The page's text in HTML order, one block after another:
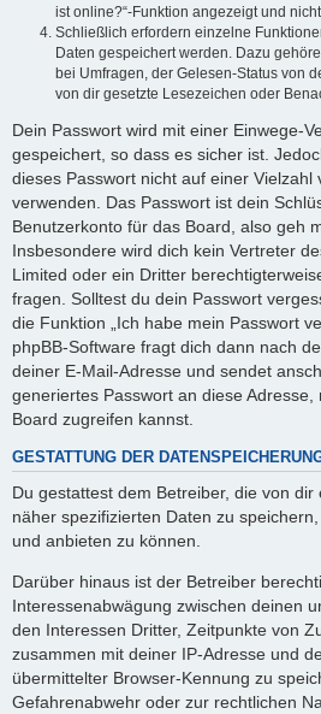
ist online?“-Funktion angezeigt und
Schließlich erfordern einzelne
Daten gespeichert werden. Dazu
bei Umfragen, der Gelesen-Status von
von dir gesetzte Lesezeichen oder
Dein Passwort wird mit einer Einwege-
gespeichert, so dass es sicher ist.
dieses Passwort nicht auf einer Vielzahl
verwenden. Das Passwort ist dein
Benutzerkonto für das Board, also geh
Insbesondere wird dich kein Vertreter
Limited oder ein Dritter
fragen. Solltest du dein Passwort
die Funktion „Ich habe mein Passwort
phpBB-Software fragt dich dann nach
deiner E-Mail-Adresse und sendet
generiertes Passwort an diese
Board zugreifen kannst.
GESTATTUNG DER
Du gestattest dem Betreiber, die von
näher spezifizierten Daten zu
und anbieten zu können.
Darüber hinaus ist der Betreiber
Interessenabwägung zwischen deinen
den Interessen Dritter, Zeitpunkte von
zusammen mit deiner IP-Adresse und
übermittelter Browser-Kennung zu
Gefahrenabwehr oder zur rechtlichen